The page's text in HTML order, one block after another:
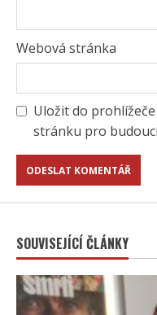
Webová stránka
Uložit do
stránku pro
SOUVISEJÍCÍ ČLÁNKY